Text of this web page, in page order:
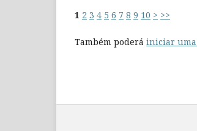
1 2 3 4 5 6 7 8 9 10 > >>
Também poderá iniciar uma